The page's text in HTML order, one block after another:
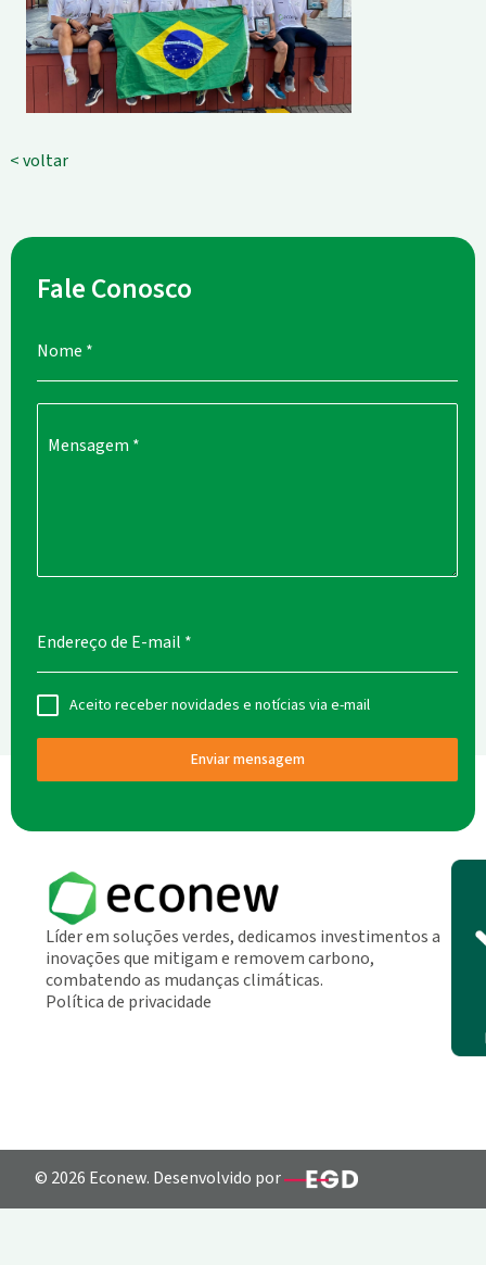
< voltar
Fale Conosco
Nome *
Mensagem *
Endereço de E-mail *
Aceito receber novidades e notícias via e-mail
Enviar mensagem
Líder em soluções verdes, dedicamos investimentos a
inovações que mitigam e removem carbono,
combatendo as mudanças climáticas.
Política de privacidade
© 2026 Econew. Desenvolvido por